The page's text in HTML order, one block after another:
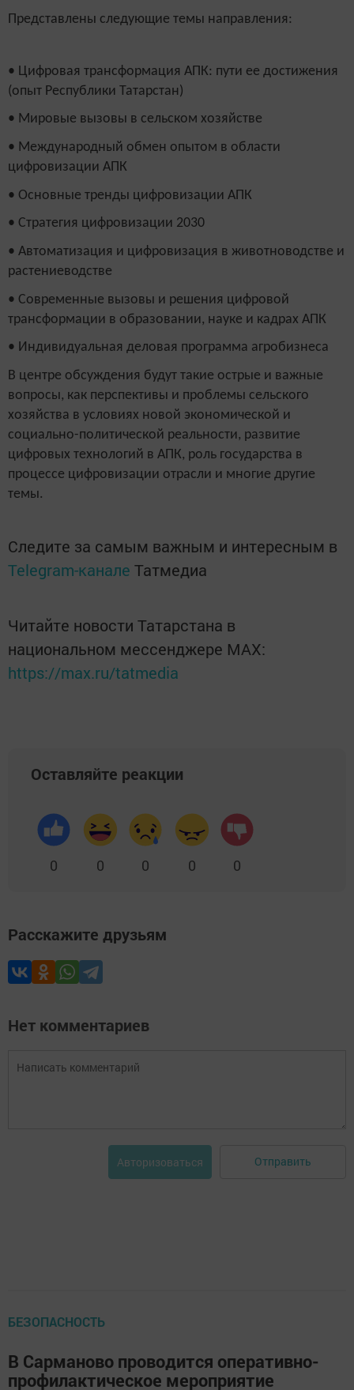
Представлены следующие темы направления:
• Цифровая трансформация АПК: пути ее достижения
(опыт Республики Татарстан)
• Мировые вызовы в сельском хозяйстве
• Международный обмен опытом в области
цифровизации АПК
• Основные тренды цифровизации АПК
• Стратегия цифровизации 2030
• Автоматизация и цифровизация в животноводстве и
растениеводстве
• Современные вызовы и решения цифровой
трансформации в образовании, науке и кадрах АПК
• Индивидуальная деловая программа агробизнеса
В центре обсуждения будут такие острые и важные
вопросы, как перспективы и проблемы сельского
хозяйства в условиях новой экономической и
социально-политической реальности, развитие
цифровых технологий в АПК, роль государства в
процессе цифровизации отрасли и многие другие
темы.
Следите за самым важным и интересным в
Telegram-канале Татмедиа
Читайте новости Татарстана в
национальном мессенджере MАХ:
https://max.ru/tatmedia
Оставляйте реакции
0 0 0 0 0
Расскажите друзьям
Нет комментариев
Авторизоваться Отправить
БЕЗОПАСНОСТЬ
В Сарманово проводится оперативно-
профилактическое мероприятие